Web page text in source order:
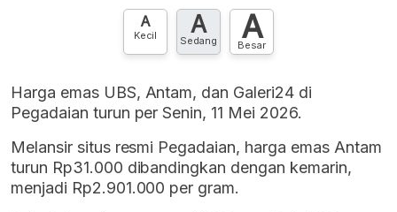
Hubungi sekarang »
A
Kecil A
Sedang A
Besar
Harga emas UBS, Antam, dan Galeri24 di
Pegadaian turun per Senin, 11 Mei 2026.
Melansir situs resmi Pegadaian, harga emas Antam
turun Rp31.000 dibandingkan dengan kemarin,
menjadi Rp2.901.000 per gram.